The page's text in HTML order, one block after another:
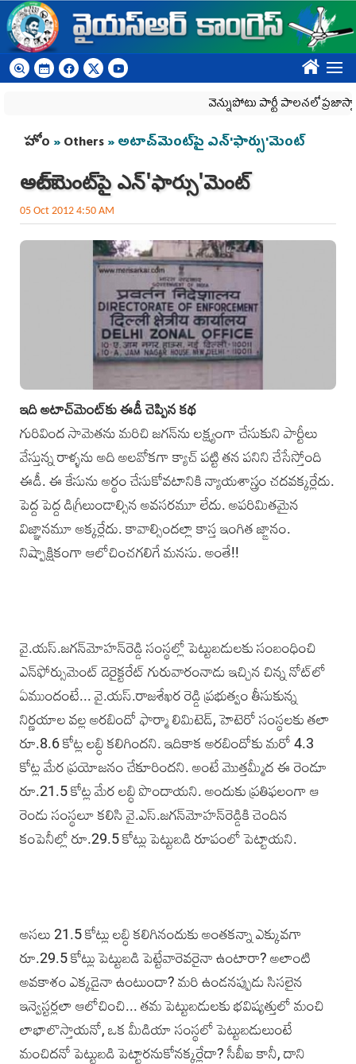
Skip to main content
????
వెన్నుపోటు పార్టీ పాలనలో ప్రజాస్వామ్యం
You are here
హోం »Others» అటాచ్‌మెంట్‌పై ఎన్'ఫార్సు'మెంట్
అటాచ్‌మెంట్‌పై ఎన్'ఫార్సు'మెంట్
05 Oct 2012 4:50 AM
ఇది అటాచ్‌మెంట్‌కు ఈడీ చెప్పిన కథ
గురివింద సామెతను మరిచి జగన్‌ను లక్ష్యంగా చేసుకుని పార్టీలు
వేస్తున్న రాళ్ళను అది అలవోకగా క్యాచ్ పట్టి తన పనిని చేసేస్తోంది
ఈడీ. ఈ కేసును అర్థం చేసుకోవటానికి న్యాయశాస్త్రం చదవక్కర్లేదు.
పెద్ద పెద్ద డిగ్రీలుండాల్సిన అవసరమూ లేదు. అపరిమితమైన
విజ్ఞానమూ అక్కర్లేదు. కావాల్సిందల్లా కాస్త ఇంగిత జ్ఙానం.
నిష్పాక్షికంగా ఆలోచించగలిగే మనసు. అంతే!!
వై.యస్.జగన్‌మోహన్‌రెడ్డి సంస్థల్లో పెట్టుబడులకు సంబంధించి
ఎన్‌ఫోర్సుమెంట్ డెరైక్టరేట్ గురువారంనాడు ఇచ్చిన చిన్న నోట్‌లో
ఏముందంటే... వై.యస్.రాజశేఖర రెడ్డి ప్రభుత్వం తీసుకున్న
నిర్ణయాల వల్ల అరబిందో ఫార్మా లిమిటెడ్, హెటెరో సంస్థలకు తలా
రూ.8.6 కోట్ల లబ్ధి కలిగిందని. ఇదికాక అరబిందోకు మరో 4.3
కోట్ల మేర ప్రయోజనం చేకూరిందని. అంటే మొత్తమ్మీద ఈ రెండూ
రూ.21.5 కోట్ల మేర లబ్ధి పొందాయని. అందుకు ప్రతిఫలంగా ఆ
రెండు సంస్థలూ కలిసి వై.ఎస్.జగన్‌మోహన్‌రెడ్డికి చెందిన
కంపెనీల్లో రూ.29.5 కోట్లు పెట్టుబడి రూపంలో పెట్టాయని.
అసలు 21.5 కోట్లు లబ్ధి కలిగినందుకు అంతకన్నా ఎక్కువగా
రూ.29.5 కోట్లు పెట్టుబడి పెట్టేవారెవరైనా ఉంటారా? అలాంటి
అవకాశం ఎక్కడైనా ఉంటుందా? మరి ఉండనప్పుడు సిసలైన
ఇన్వెస్టర్లలా ఆలోచించి... తమ పెట్టుబడులకు భవిష్యత్తులో మంచి
లాభాలొస్తాయనో, ఒక మీడియా సంస్థలో పెట్టుబడులుంటే
మంచిదనో పెట్టుబడి పెట్టారనుకోనక్కర్లేదా? సీబీఐ కానీ, దాని